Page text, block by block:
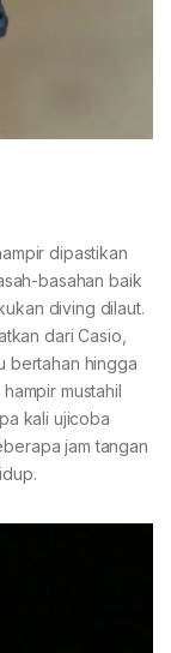
dipastikan
basahan baik
diving dilaut.
dari Casio,
bertahan hingga
mustahil
kali ujicoba
jam tangan